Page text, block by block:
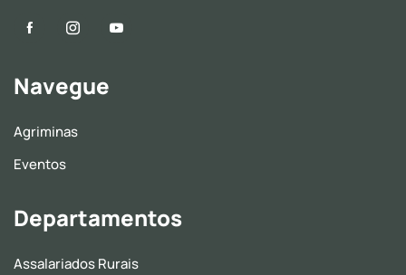
Navegue
Agriminas
Eventos
Departamentos
Assalariados Rurais